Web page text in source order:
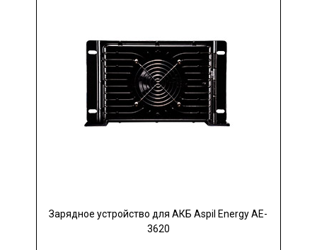
Зарядное устройство для АКБ Aspil Energy AE-
3620